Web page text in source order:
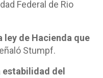
Federal de Rio
ley de Hacienda que
Stumpf.
del